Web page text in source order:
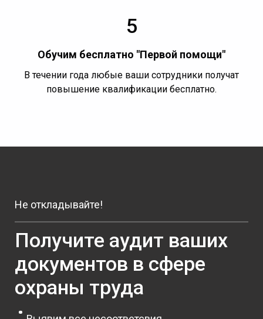
5
Обучим бесплатно "Первой помощи"
В течении года любые ваши сотрудники получат
повышение квалификации бесплатно.
Не откладывайте!
Получите аудит ваших
документов в сфере
охраны труда